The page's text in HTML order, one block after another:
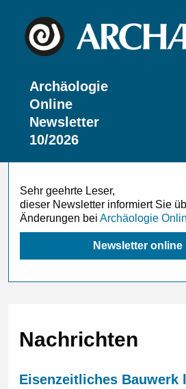
Archäologie
Online
Newsletter
10/2026
Sehr geehrte Leser,
dieser Newsletter informiert Sie
Änderungen bei Archäologie
Newsletter online
Nachrichten
Eisenzeitliches Bauwerk